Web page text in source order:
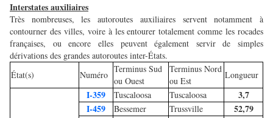
Interstates auxiliaires
Très nombreuses, les autoroutes auxiliaires servent notamment à
contourner des villes, voire à les entourer totalement comme les rocades
françaises, ou encore elles peuvent également servir de simples
dérivations des grandes autoroutes inter-États.
État(s)
Numéro
Terminus Sud
ou Ouest
Terminus Nord
ou Est
Longueur
I-359 Tuscaloosa Tuscaloosa
3,7
I-459
Bessemer Trussville
52,79